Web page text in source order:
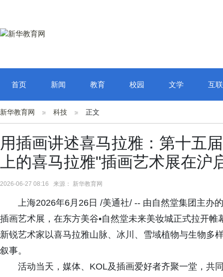
首页 新闻 教育 校园 文学 互
新华教育网 科技 正文
用插画讲述喜马拉雅：第十五
上的喜马拉雅"插画艺术展在沪
2026-06-27 08:16 来源： 新华教育网
上海2026年6月26日 /美通社/ -- 由自然堂集团主办
插画艺术展，在东方美谷•自然堂未来美妆城正式拉开
新锐艺术家以喜马拉雅山脉、冰川、雪域植物与生物多
叙事。
活动当天，媒体、KOL及插画爱好者齐聚一堂，共